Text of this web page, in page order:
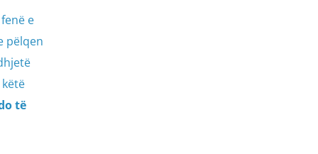
e
pëlqen
të